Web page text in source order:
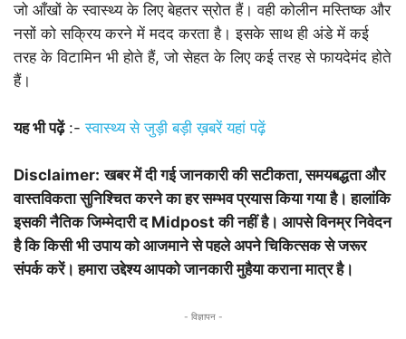
जो आँखों के स्वास्थ्य के लिए बेहतर स्रोत हैं। वही कोलीन मस्तिष्क और
नसों को सक्रिय करने में मदद करता है। इसके साथ ही अंडे में कई
तरह के विटामिन भी होते हैं, जो सेहत के लिए कई तरह से फायदेमंद होते
हैं।
यह भी पढ़ें:-स्वास्थ्य से जुड़ी बड़ी ख़बरें यहां पढ़ें
Disclaimer: खबर में दी गई जानकारी की सटीकता, समयबद्धता और
वास्तविकता सुनिश्चित करने का हर सम्भव प्रयास किया गया है। हालांकि
इसकी नैतिक जिम्मेदारी द Midpost की नहीं है। आपसे विनम्र निवेदन
है कि किसी भी उपाय को आजमाने से पहले अपने चिकित्सक से जरूर
संपर्क करें। हमारा उद्देश्य आपको जानकारी मुहैया कराना मात्र है।
- विज्ञापन -